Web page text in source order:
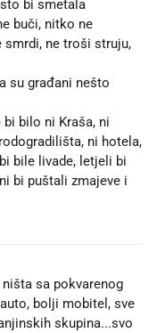
bi smetala
buči, nitko ne
smrdi, ne troši struju,
su građani nešto
bi bilo ni Kraša, ni
ni hotela,
bile livade, letjeli bi
bi puštali zmajeve i
sa pokvarenog
bolji mobitel, sve
skupina...svo